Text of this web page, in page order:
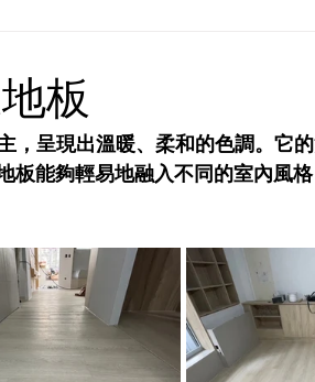
板
，呈現出溫暖、柔和的色調。它
板能夠輕易地融入不同的室內風